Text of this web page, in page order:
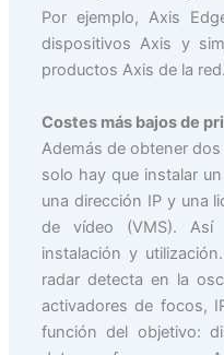
Por ejemplo, Axis
dispositivos Axis y
productos Axis de la red.
Costes más bajos de
Además de obtener
solo hay que instalar
una dirección IP y una
de vídeo (VMS).
instalación y
radar detecta en la
activadores de focos,
función del objetivo: